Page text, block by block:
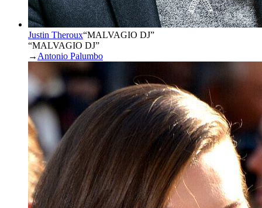
Justin Theroux“MALVAGIO DJ”
“MALVAGIO DJ”
→ Antonio Palumbo